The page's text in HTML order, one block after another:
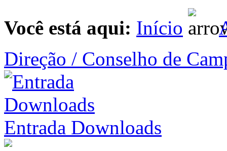
Você está aqui: Início
Direção / Conselho de
Entrada Downloads